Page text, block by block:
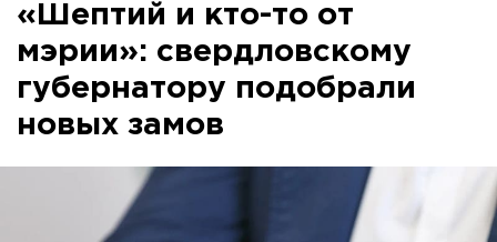
«Шептий и кто-то от
мэрии»: свердловскому
губернатору подобрали
новых замов